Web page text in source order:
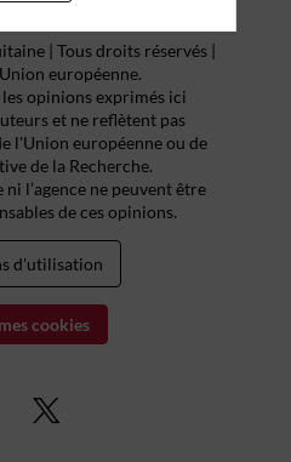
| Tous droits réservés |
européenne.
les opinions exprimés ici
et ne reflètent pas
l'Union européenne ou de
de la Recherche.
l’agence ne peuvent être
de ces opinions.
d'utilisation
cookies